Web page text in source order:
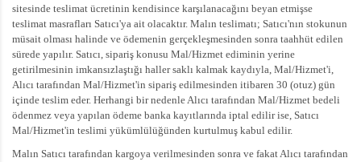
sitesinde teslimat ücretinin kendisince karşılanacağını beyan etmişse
teslimat masrafları Satıcı'ya ait olacaktır. Malın teslimatı; Satıcı'nın stokunun
müsait olması halinde ve ödemenin gerçekleşmesinden sonra taahhüt edilen
sürede yapılır. Satıcı, sipariş konusu Mal/Hizmet ediminin yerine
getirilmesinin imkansızlaştığı haller saklı kalmak kaydıyla, Mal/Hizmet'i,
Alıcı tarafından Mal/Hizmet'in sipariş edilmesinden itibaren 30 (otuz) gün
içinde teslim eder. Herhangi bir nedenle Alıcı tarafından Mal/Hizmet bedeli
ödenmez veya yapılan ödeme banka kayıtlarında iptal edilir ise, Satıcı
Mal/Hizmet'in teslimi yükümlülüğünden kurtulmuş kabul edilir.
Malın Satıcı tarafından kargoya verilmesinden sonra ve fakat Alıcı tarafından